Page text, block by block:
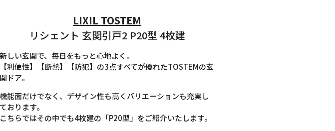
LIXIL TOSTEM
リシェント 玄関引戸2 P20型 4枚建
新しい玄関で、毎日をもっと心地よく。
【利便性】【断熱】【防犯】の3点すべてが優れたTOSTEMの玄
関ドア。
機能面だけでなく、デザイン性も高くバリエーションも充実し
ております。
こちらではその中でも4枚建の「P20型」をご紹介いたします。